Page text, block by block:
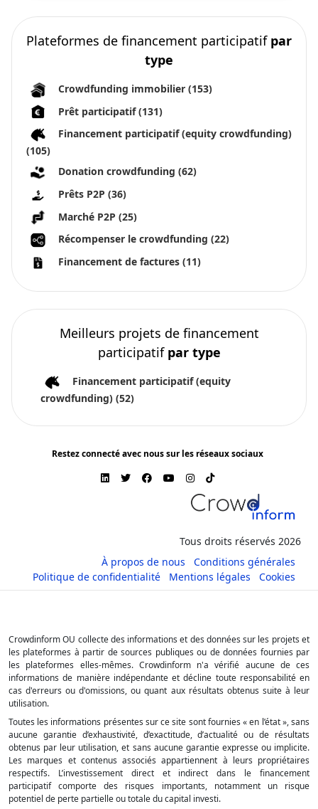
Plateformes de financement participatif par
type
Crowdfunding immobilier (153)
Prêt participatif(131)
Financement participatif (equity crowdfunding)
(105)
Donation crowdfunding (62)
Prêts P2P (36)
Marché P2P (25)
Récompenser le crowdfunding (22)
Financement de factures (11)
Meilleurs projets de financement
participatif par type
Financement participatif (equity
crowdfunding) (52)
Restez connecté avec nous sur les réseaux sociaux
Tous droits réservés 2026
À propos de nous
Conditions générales
Politique de confidentialité
Mentions légales Cookies
Crowdinform OU collecte des informations et des données sur les projets et
les plateformes à partir de sources publiques ou de données fournies par
les plateformes elles-mêmes. Crowdinform n'a vérifié aucune de ces
informations de manière indépendante et décline toute responsabilité en
cas d'erreurs ou d'omissions, ou quant aux résultats obtenus suite à leur
utilisation.
Toutes les informations présentes sur ce site sont fournies « en l’état », sans
aucune garantie d’exhaustivité, d’exactitude, d’actualité ou de résultats
obtenus par leur utilisation, et sans aucune garantie expresse ou implicite.
Les marques et contenus associés appartiennent à leurs propriétaires
respectifs. L’investissement direct et indirect dans le financement
participatif comporte des risques importants, notamment un risque
potentiel de perte partielle ou totale du capital investi.